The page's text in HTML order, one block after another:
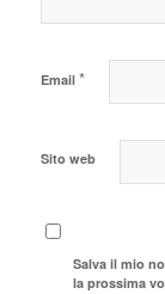
Email *
Sito web
Salva il mio
la prossima